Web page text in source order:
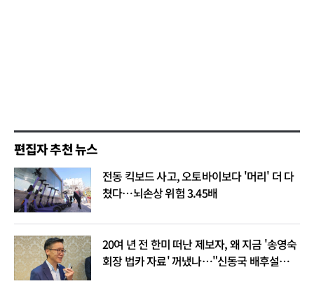
편집자 추천 뉴스
전동 킥보드 사고, 오토바이보다 '머리' 더 다
쳤다…뇌손상 위험 3.45배
20여 년 전 한미 떠난 제보자, 왜 지금 '송영숙
회장 법카 자료' 꺼냈나…"신동국 배후설은